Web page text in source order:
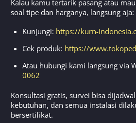
Kalau kamu tertarik pasang atau
soal tipe dan harganya, langsung aja:
Kunjungi: https://kurn-
Cek produk: https://
Atau hubungi kami langsung via
0062
Konsultasi gratis, survei bisa
kebutuhan, dan semua instalasi
bersertifikat.